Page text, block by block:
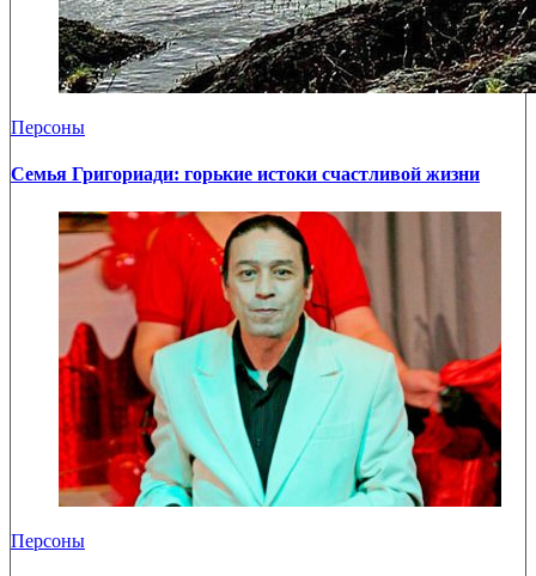
Персоны
Семья Григориади: горькие истоки счастливой жизни
Персоны